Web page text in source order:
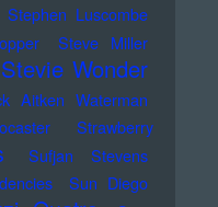
Stephen Luscombe
Steve Miller
Stevie Wonder
Aitken Waterman
Strawberry
Sufjan Stevens
Sun Diego